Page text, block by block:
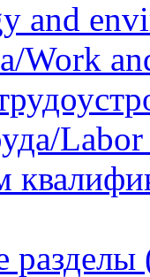
and
Work
Labor